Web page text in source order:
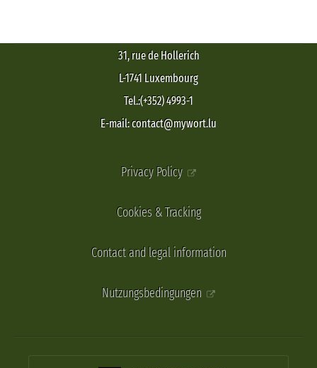
31, rue de Hollerich
L-1741 Luxembourg
Tel.:(+352) 4993-1
E-mail: contact@mywort.lu
Privacy Policy
Cookies & Tracking
Contact and legal information
Nutzungsbedingungen